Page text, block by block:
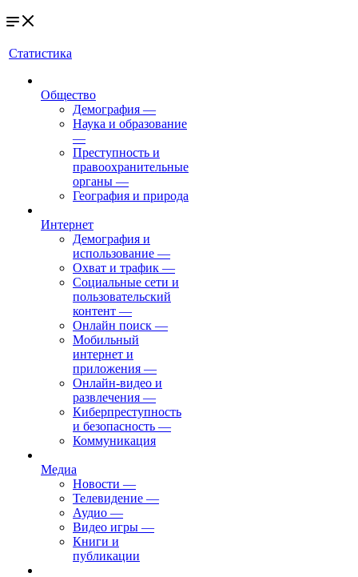
Статистика
Общество
Демография —
Наука и образование
—
Преступность и
правоохранительные
органы —
География и природа
Интернет
Демография и
использование —
Охват и трафик —
Социальные сети и
пользовательский
контент —
Онлайн поиск —
Мобильный
интернет и
приложения —
Онлайн-видео и
развлечения —
Киберпреступность
и безопасность —
Коммуникация
Медиа
Новости —
Телевидение —
Аудио —
Видео игры —
Книги и
публикации